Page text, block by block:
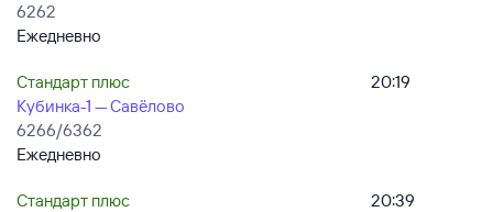
6262
Ежедневно
Стандарт плюс
Кубинка-1 — Савёлово
6266/6362
Ежедневно
20:19
Стандарт плюс
20:39